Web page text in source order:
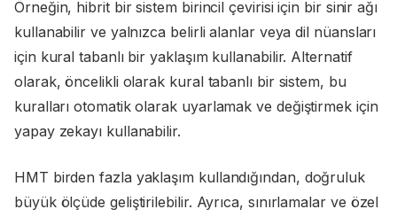
Örneğin, hibrit bir sistem birincil çevirisi için bir sinir ağı
kullanabilir ve yalnızca belirli alanlar veya dil nüansları
için kural tabanlı bir yaklaşım kullanabilir. Alternatif
olarak, öncelikli olarak kural tabanlı bir sistem, bu
kuralları otomatik olarak uyarlamak ve değiştirmek için
yapay zekayı kullanabilir.
HMT birden fazla yaklaşım kullandığından, doğruluk
büyük ölçüde geliştirilebilir. Ayrıca, sınırlamalar ve özel